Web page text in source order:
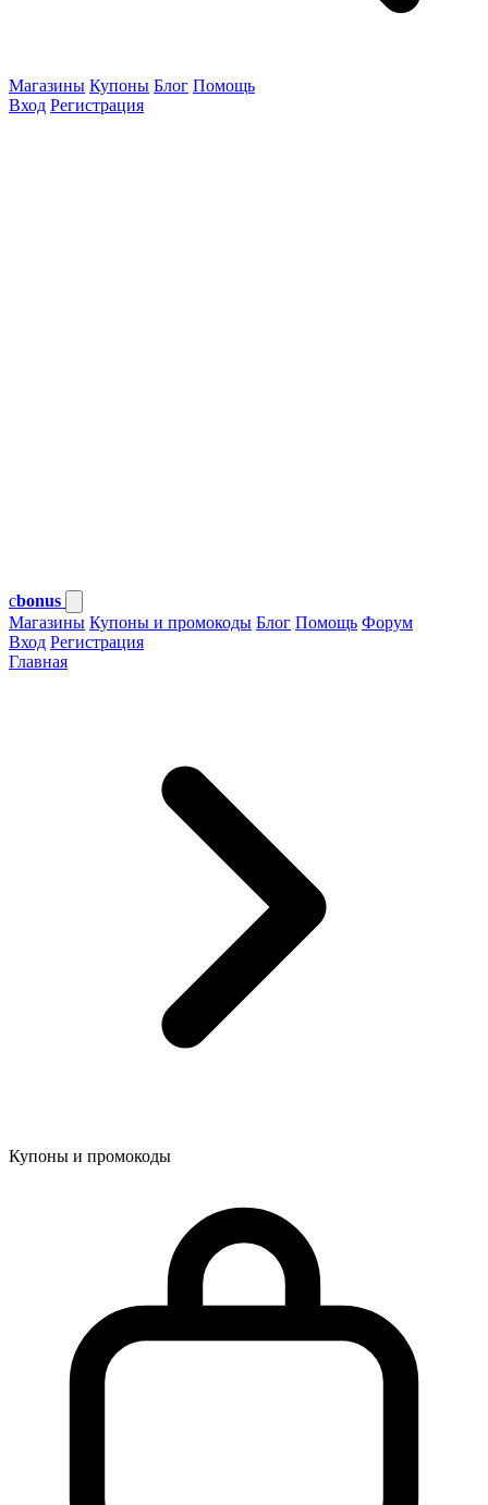
Магазины Купоны Блог Помощь
Вход Регистрация
cbonus
Магазины Купоны и промокоды Блог Помощь Форум
Вход Регистрация
Главная
Купоны и промокоды